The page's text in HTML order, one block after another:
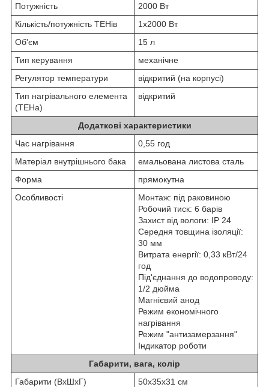
Потужність
2000 Вт
Кількість/потужність ТЕНів
1х2000 Вт
Об'єм
15 л
Тип керування
механічне
Регулятор температури
відкритий (на корпусі)
Тип нагрівального елемента
(ТЕНа)
відкритий
Додаткові характеристики
Час нагрівання
0,55 год
Матеріал внутрішнього бака
емальована листова сталь
Форма
прямокутна
Особливості
Монтаж: під раковиною
Робочий тиск: 6 барів
Захист від вологи: ІР 24
Середня товщина ізоляції:
30 мм
Витрата енергії: 0,33 кВт/24
год
Під'єднання до водопроводу:
1/2 дюйма
Магнієвий анод
Режим економічного
нагрівання
Режим "антизамерзання"
Індикатор роботи
Габарити, вага, колір
Габарити (ВхШхГ)
50х35х31 см